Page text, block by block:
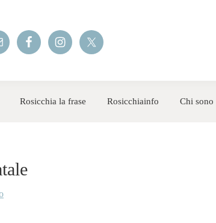
Rosicchia la frase Rosicchiainfo Chi sono